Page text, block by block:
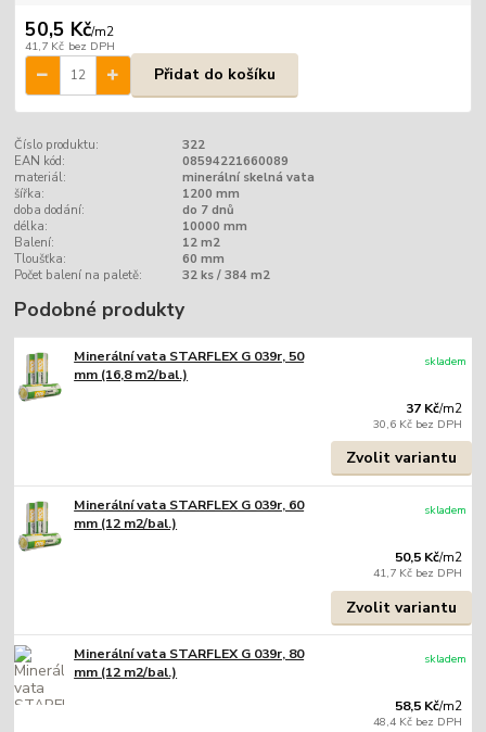
50,5 Kč/m2
41,7 Kč bez DPH
Přidat do košíku
Číslo produktu:
322
EAN kód:
08594221660089
materiál:
minerální skelná vata
šířka:
1200 mm
doba dodání:
do 7 dnů
délka:
10000 mm
Balení:
12 m2
Tloušťka:
60 mm
Počet balení na paletě:
32 ks / 384 m2
Podobné produkty
Minerální vata STARFLEX G 039r, 50
mm (16,8 m2/bal.)
37 Kč/m2
30,6 Kč bez DPH
skladem
Zvolit variantu
Minerální vata STARFLEX G 039r, 60
mm (12 m2/bal.)
50,5 Kč/m2
41,7 Kč bez DPH
skladem
Zvolit variantu
Minerální vata STARFLEX G 039r, 80
mm (12 m2/bal.)
58,5 Kč/m2
48,4 Kč bez DPH
skladem